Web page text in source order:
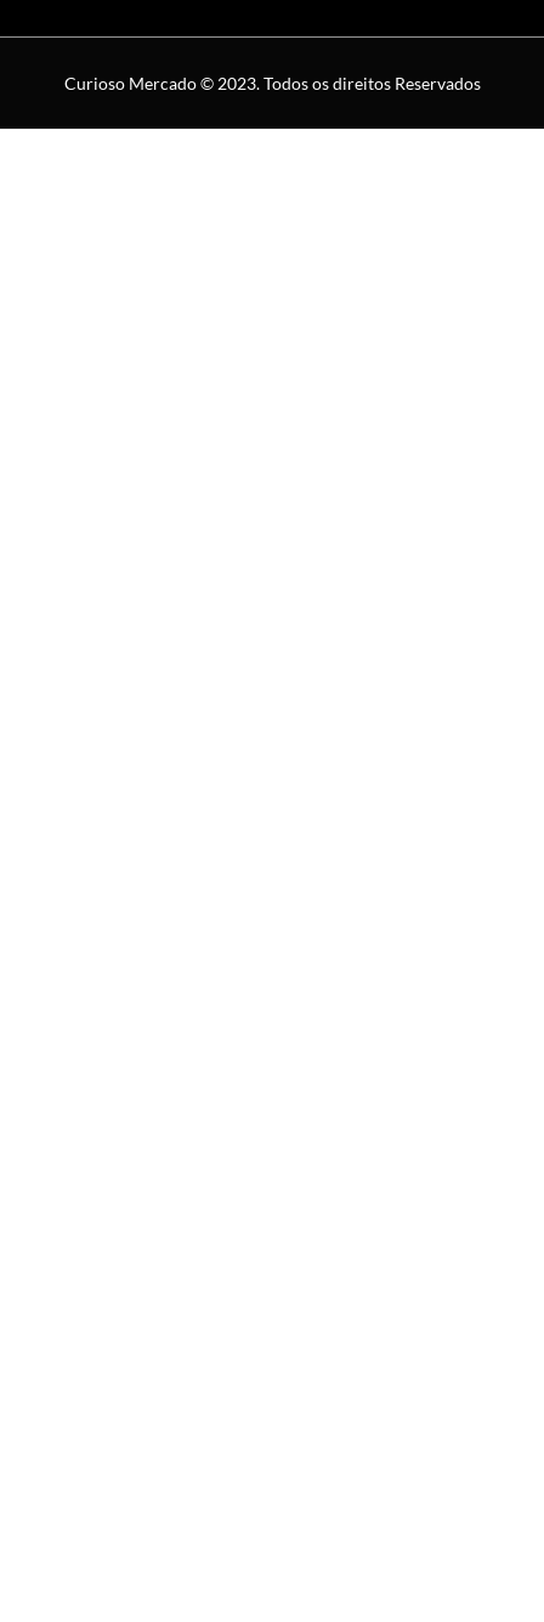
Curioso Mercado © 2023. Todos os direitos Reservados